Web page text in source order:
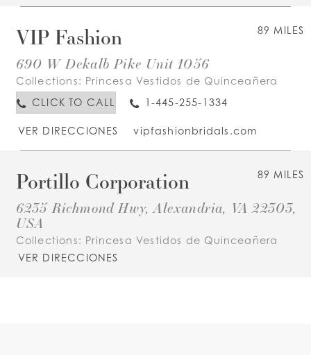
89 MILES
VIP Fashion
690 W Dekalb Pike Unit 1056
Collections: Princesa Vestidos de Quinceañera
CLICK TO CALL
1-445-255-1334
VER DIRECCIONES vipfashionbridals.com
89 MILES
Portillo Corporation
6235 Richmond Hwy, Alexandria, VA 22303,
USA
Collections: Princesa Vestidos de Quinceañera
VER DIRECCIONES